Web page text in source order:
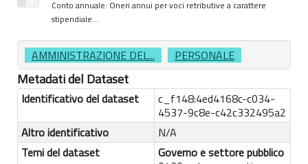
Conto annuale: Oneri annui per voci retributive a carattere
stipendiale...
AMMINISTRAZIONE DEL... PERSONALE
Metadati del Dataset
Identificativo del dataset
c_f148:4ed4168c-c034-
4537-9c8e-c42c332495a2
Altro identificativo
N/A
Temi del dataset
Governo e settore pubblico